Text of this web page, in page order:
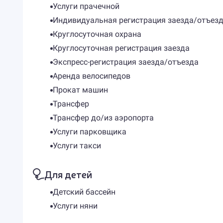
Услуги прачечной
Индивидуальная регистрация заезда/
Круглосуточная охрана
Круглосуточная регистрация заезда
Экспресс-регистрация заезда/отъезда
Аренда велосипедов
Прокат машин
Трансфер
Трансфер до/из аэропорта
Услуги парковщика
Услуги такси
Для детей
Детский бассейн
Услуги няни